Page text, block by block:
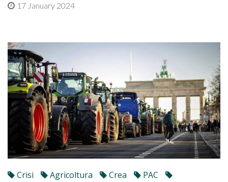
17 January 2024
Crisi Agricoltura Crea PAC